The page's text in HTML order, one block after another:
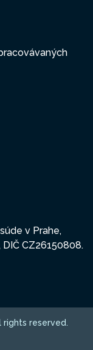
v Prahe,
CZ26150808.
rights reserved.